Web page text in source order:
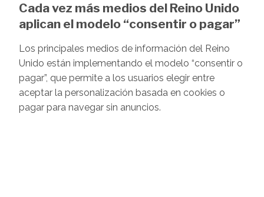
Cada vez más medios del Reino Unido
aplican el modelo “consentir o pagar”
Los principales medios de información del Reino
Unido están implementando el modelo “consentir o
pagar”, que permite a los usuarios elegir entre
aceptar la personalización basada en cookies o
pagar para navegar sin anuncios.